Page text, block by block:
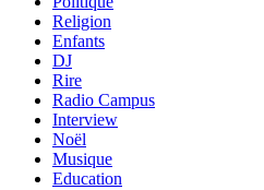
Religion
Enfants
DJ
Rire
Radio Campus
Interview
Noël
Musique
Education